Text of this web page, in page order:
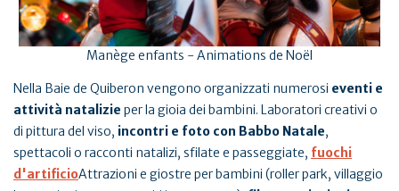
Manège enfants - Animations de Noël
Nella Baie de Quiberon vengono organizzati numerosi eventi e
attività natalizie per la gioia dei bambini. Laboratori creativi o
di pittura del viso, incontri e foto con Babbo Natale,
spettacoli o racconti natalizi, sfilate e passeggiate, fuochi
d'artificioAttrazioni e giostre per bambini (roller park, villaggio